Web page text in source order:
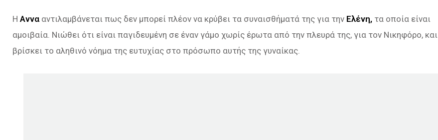
Η Αννα αντιλαμβάνεται πως δεν μπορεί πλέον να κρύβει τα συναισθήματά της για την Ελένη, τα οποία είναι
αμοιβαία. Νιώθει ότι είναι παγιδευμένη σε έναν γάμο χωρίς έρωτα από την πλευρά της, για τον Νικηφόρο, και
βρίσκει το αληθινό νόημα της ευτυχίας στο πρόσωπο αυτής της γυναίκας.